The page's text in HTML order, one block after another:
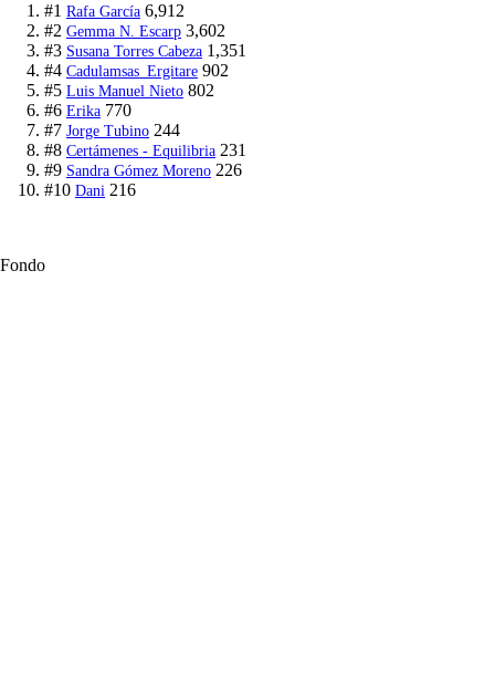
#1 Rafa García 6,912
#2 Gemma N. Escarp 3,602
#3 Susana Torres Cabeza 1,351
#4 Cadulamsas_Ergitare 902
#5 Luis Manuel Nieto 802
#6 Erika 770
#7 Jorge Tubino 244
#8 Certámenes - Equilibria 231
#9 Sandra Gómez Moreno 226
#10 Dani 216
Fondo